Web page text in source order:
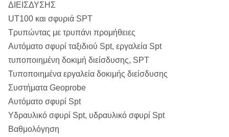
ΔΙΕΙΣΔΥΣΗΣ
UT100 και σφυριά SPT
Τρυπώντας με τρυπάνι προμήθειες
Αυτόματο σφυρί ταξιδιού Spt, εργαλεία Spt
τυποποιημένη δοκιμή διείσδυσης, SPT
Τυποποιημένα εργαλεία δοκιμής διείσδυσης
Συστήματα Geoprobe
Αυτόματο σφυρί Spt
Υδραυλικό σφυρί Spt, υδραυλικό σφυρί Spt
Βαθμολόγηση